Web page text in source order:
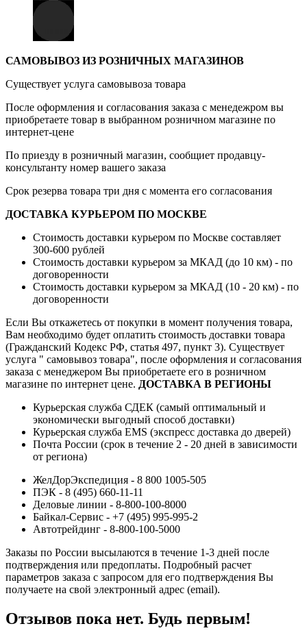
САМОВЫВОЗ ИЗ РОЗНИЧНЫХ МАГАЗИНОВ
Существует услуга самовывоза товара
После оформления и согласования заказа с менедежром вы
приобретаете товар в выбранном розничном магазине по
интернет-цене
По приезду в розничный магазин, сообщиет продавцу-
консультанту номер вашего заказа
Срок резерва товара три дня с момента его согласования
ДОСТАВКА КУРЬЕРОМ ПО МОСКВЕ
Стоимость доставки курьером по Москве составляет
300-600 рублей
Стоимость доставки курьером за МКАД (до 10 км) - по
договоренности
Стоимость доставки курьером за МКАД (10 - 20 км) - по
договоренности
Если Вы откажетесь от покупки в момент получения товара,
Вам необходимо будет оплатить стоимость доставки товара
(Гражданский Кодекс РФ, статья 497, пункт 3). Существует
услуга " самовывоз товара", после оформления и согласования
заказа с менеджером Вы приобретаете его в розничном
магазине по интернет цене. ДОСТАВКА В РЕГИОНЫ
Курьерская служба СДЕК (самый оптимальный и
экономически выгодный способ доставки)
Курьерская служба EMS (экспресс доставка до дверей)
Почта России (срок в течение 2 - 20 дней в зависимости
от региона)
ЖелДорЭкспедиция - 8 800 1005-505
ПЭК - 8 (495) 660-11-11
Деловые линии - 8-800-100-8000
Байкал-Сервис - +7 (495) 995-995-2
Автотрейдинг - 8-800-100-5000
Заказы по России высылаются в течение 1-3 дней после
подтверждения или предоплаты. Подробный расчет
параметров заказа с запросом для его подтверждения Вы
получаете на свой электронный адрес (email).
Отзывов пока нет. Будь первым!